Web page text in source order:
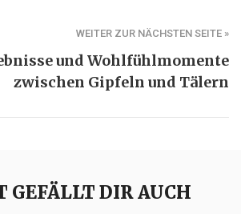
WEITER ZUR NÄCHSTEN SEITE »
und Wohlfühlmomente
zwischen Gipfeln und Tälern
GEFÄLLT DIR AUCH